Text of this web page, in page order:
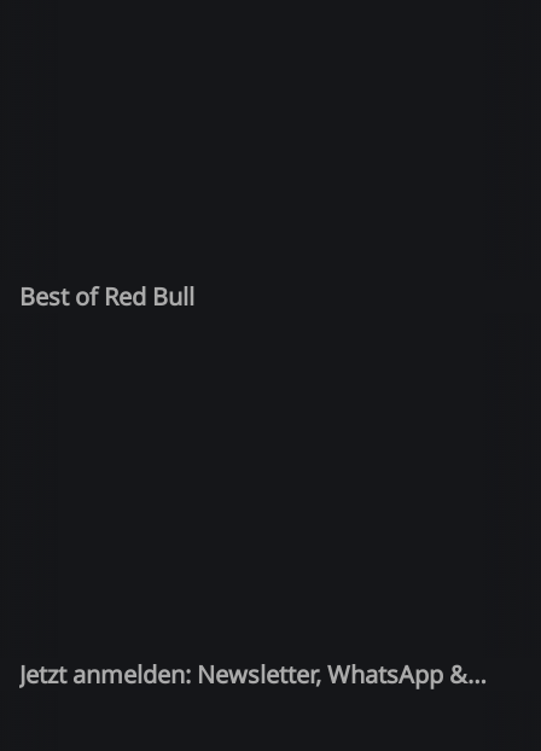
Best of Red Bull
Jetzt anmelden: Newsletter, WhatsApp &